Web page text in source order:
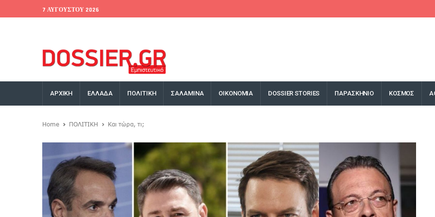
7 ΑΥΓΟΎΣΤΟΥ 2026
ΑΡΧΙΚΗ ΕΛΛΑΔΑ ΠΟΛΙΤΙΚΗ ΣΑΛΑΜΙΝΑ ΟΙΚΟΝΟΜΙΑ DOSSIER STORIES ΠΑΡΑΣΚΗΝΙΟ ΚΟΣΜΟΣ
Home ΠΟΛΙΤΙΚΗ Και τώρα, τι;